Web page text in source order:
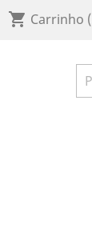
shopping_cart Carrinho